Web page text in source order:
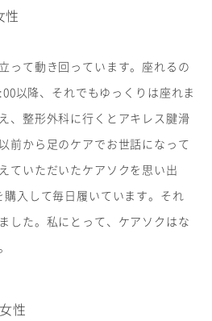
性
って動き回っています。座れるの
以降、それでもゆっくりは座れま
、整形外科に行くとアキレス腱滑
前から足のケアでお世話になって
ていただいたケアソクを思い出
購入して毎日履いています。それ
した。私にとって、ケアソクはな
女性